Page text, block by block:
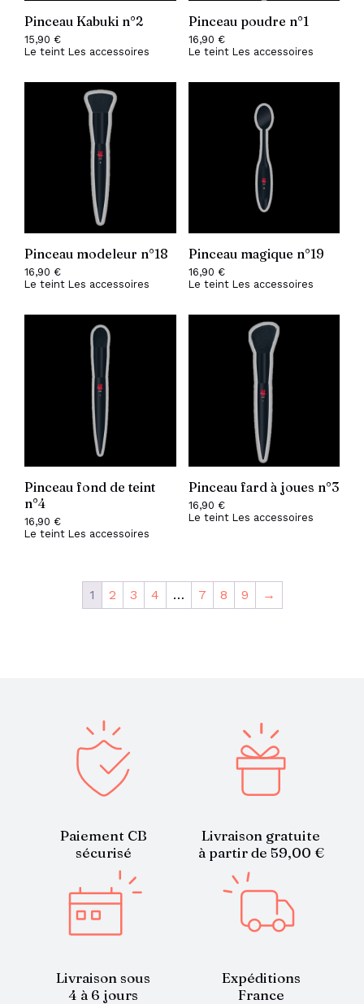
Pinceau Kabuki n°2
15,90 €
Le teint Les accessoires
Pinceau poudre n°1
16,90 €
Le teint Les accessoires
Pinceau modeleur n°18
16,90 €
Le teint Les accessoires
Pinceau magique n°19
16,90 €
Le teint Les accessoires
Pinceau fond de teint
n°4
16,90 €
Le teint Les accessoires
Pinceau fard à joues n°3
16,90 €
Le teint Les accessoires
1 2 3 4 … 7 8 9 →
Paiement CB
sécurisé
Livraison gratuite
à partir de 59,00 €
Livraison sous
4 à 6 jours
Expéditions
France